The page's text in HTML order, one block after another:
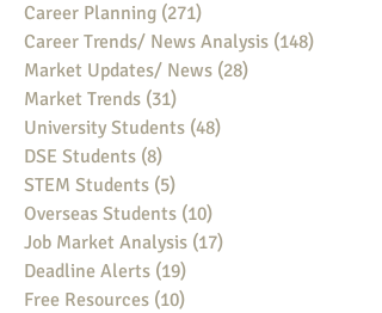
Career Planning (271)
Career Trends/ News Analysis (148)
Market Updates/ News (28)
Market Trends (31)
University Students (48)
DSE Students (8)
STEM Students (5)
Overseas Students (10)
Job Market Analysis (17)
Deadline Alerts (19)
Free Resources (10)